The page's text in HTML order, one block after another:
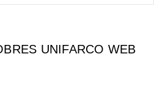
UNIFARCO WEB